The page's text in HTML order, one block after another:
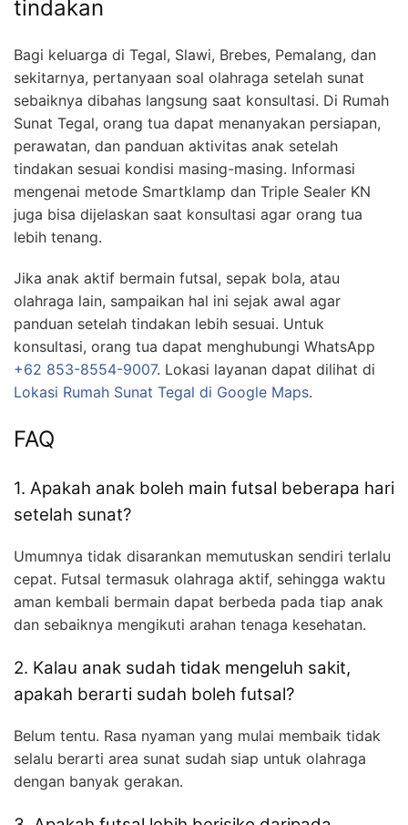
tindakan
Bagi keluarga di Tegal, Slawi, Brebes, Pemalang, dan
sekitarnya, pertanyaan soal olahraga setelah sunat
sebaiknya dibahas langsung saat konsultasi. Di Rumah
Sunat Tegal, orang tua dapat menanyakan persiapan,
perawatan, dan panduan aktivitas anak setelah
tindakan sesuai kondisi masing-masing. Informasi
mengenai metode Smartklamp dan Triple Sealer KN
juga bisa dijelaskan saat konsultasi agar orang tua
lebih tenang.
Jika anak aktif bermain futsal, sepak bola, atau
olahraga lain, sampaikan hal ini sejak awal agar
panduan setelah tindakan lebih sesuai. Untuk
konsultasi, orang tua dapat menghubungi WhatsApp
+62 853-8554-9007. Lokasi layanan dapat dilihat di
Lokasi Rumah Sunat Tegal di Google Maps.
FAQ
1. Apakah anak boleh main futsal beberapa hari
setelah sunat?
Umumnya tidak disarankan memutuskan sendiri terlalu
cepat. Futsal termasuk olahraga aktif, sehingga waktu
aman kembali bermain dapat berbeda pada tiap anak
dan sebaiknya mengikuti arahan tenaga kesehatan.
2. Kalau anak sudah tidak mengeluh sakit,
apakah berarti sudah boleh futsal?
Belum tentu. Rasa nyaman yang mulai membaik tidak
selalu berarti area sunat sudah siap untuk olahraga
dengan banyak gerakan.